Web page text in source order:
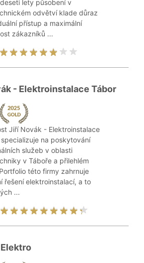
lety působení v
odvětví klade důraz
přístup a maximální
zákazníků ...
- Elektroinstalace Tábor
Jiří Novák - Elektroinstalace
na poskytování
služeb v oblasti
v Táboře a přilehlém
této firmy zahrnuje
řešení elektroinstalací, a to
...